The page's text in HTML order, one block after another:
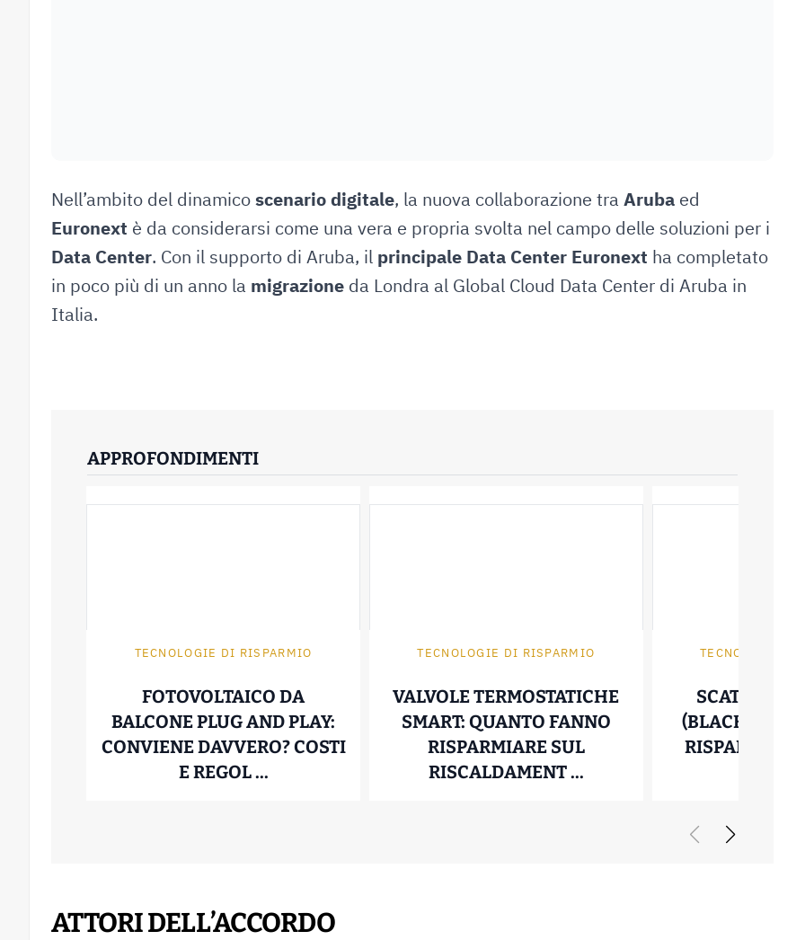
Nell’ambito del dinamicoscenario digitale, la nuova collaborazione tra Aruba ed
Euronext è da considerarsi come una vera e propria svolta nel campo delle soluzioni per i
Data Center. Con il supporto di Aruba, il principale Data Center Euronext ha completato
in poco più di un anno la migrazione da Londra al Global Cloud Data Center di Aruba in
Italia.
APPROFONDIMENTI
TECNOLOGIE DI RISPARMIO
FOTOVOLTAICO DA
BALCONE PLUG AND PLAY:
CONVIENE DAVVERO? COSTI
E REGOL ...FOTOVOLTAICO DA BALCONE PLUG AND PLAY: CONVIENE
TECNOLOGIE DI RISPARMIO
VALVOLE TERMOSTATICHE
SMART: QUANTO FANNO
RISPARMIARE SUL
RISCALDAMENT ...VALVOLE
TECNOLOGIE DI
SCATOLA
(BLACK BOX):
RISPARMIA
ATTORI DELL’ACCORDO